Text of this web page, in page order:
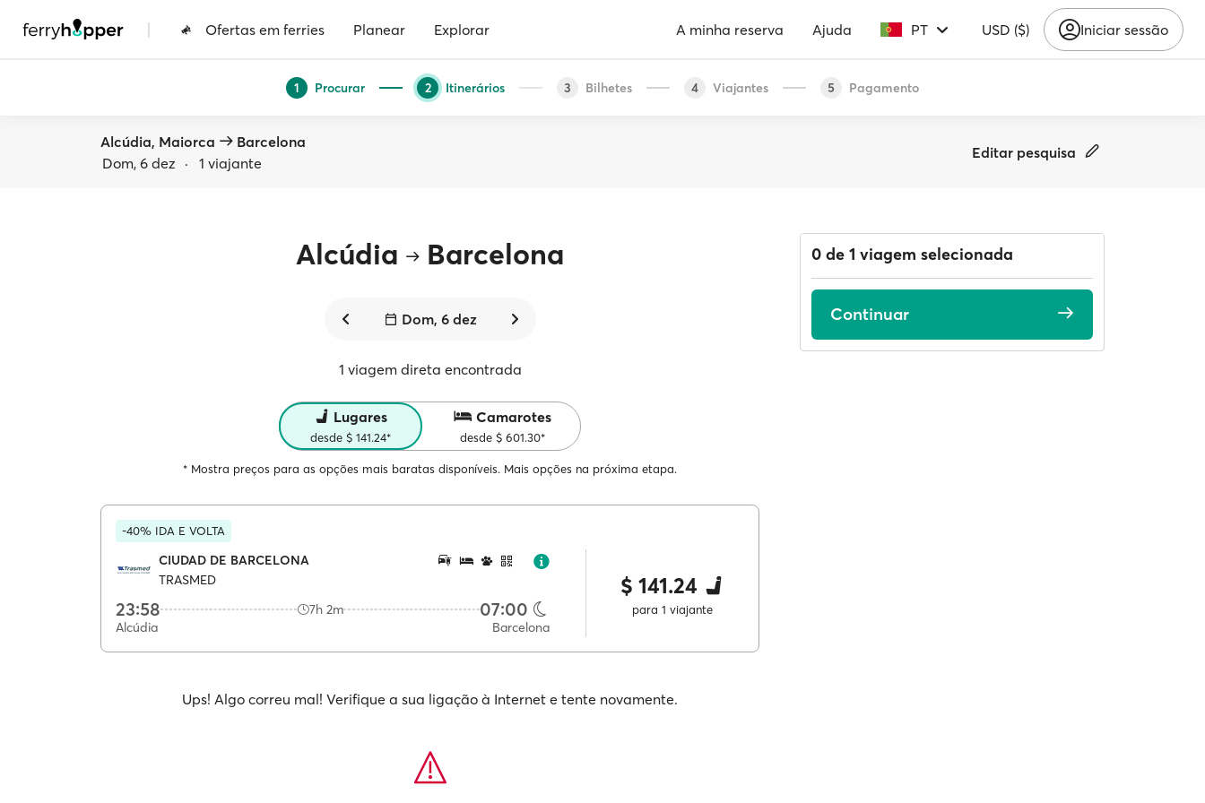
| Ofertas em ferries Planear Explorar A minha reserva Ajuda PT USD ($) Iniciar sessão
1 Procurar 2 Itinerários 3 Bilhetes 4 Viajantes 5 Pagamento
Alcúdia, Maiorca
Barcelona
Dom, 6 dez · 1 viajante
Editar pesquisa
Alcúdia Barcelona
Dom, 6 dez
1 viagem direta encontrada
Lugares
desde $ 141.24*
Camarotes
desde $ 601.30*
* Mostra preços para as opções mais baratas disponíveis. Mais opções na próxima etapa.
-40% IDA E VOLTA
CIUDAD DE BARCELONA
TRASMED
23:58 7h 2m 07:00
Alcúdia Barcelona
$ 141.24
para 1 viajante
Ups! Algo correu mal! Verifique a sua ligação à Internet e tente novamente.
0 de 1 viagem selecionada
Continuar